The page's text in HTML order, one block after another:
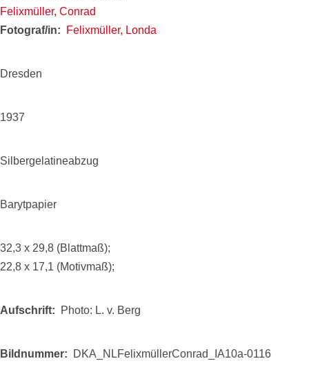
Felixmüller, Conrad
Fotograf/in
Felixmüller, Londa
Dresden
1937
Silbergelatineabzug
Barytpapier
32,3 x 29,8 (Blattmaß);
22,8 x 17,1 (Motivmaß);
Aufschrift Photo: L. v. Berg
Bildnummer DKA_NLFelixmüllerConrad_IA10a-0116